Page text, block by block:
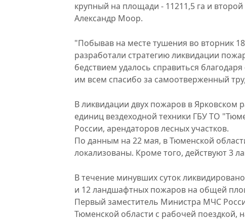
крупный на площади - 11211,5 га и
Александр Моор.
"Побывав на месте тушения во вторник
разработали стратегию ликвидации
бедствием удалось справиться
им всем спасибо за самоотверженный
В ликвидации двух пожаров в Ярковском
единиц вездеходной техники ГБУ ТО
России, арендаторов лесных участков.
По данным на 22 мая, в Тюменской
локализованы. Кроме того, действуют 3
В течение минувших суток
и 12 ландшафтных пожаров на общей
Первый заместитель Министра МЧС
Тюменской области с рабочей поездкой,